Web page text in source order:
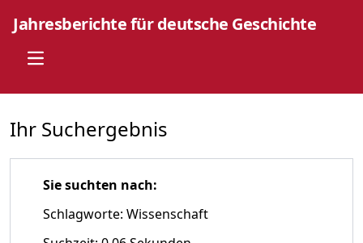
Jahresberichte für deutsche Geschichte
Open main menu
Ihr Suchergebnis
Sie suchten nach:
Schlagworte: Wissenschaft